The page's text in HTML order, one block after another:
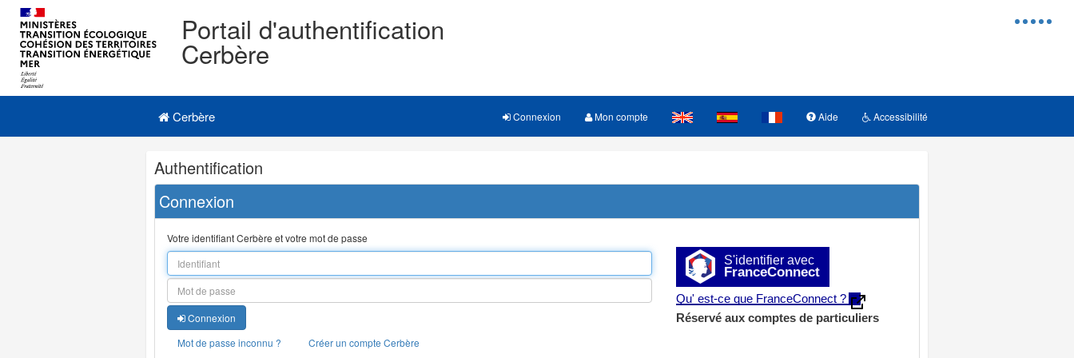
Menu
Portail d'authentification
Cerbère
Navigation
Menu principal
Cerbère Connexion Mon compte Aide Accessibilité
Navigation
et
outils
annexes
Authentification
Connexion
S'identifier avec
FranceConnect
Qu' est-ce que FranceConnect ?
Réservé aux comptes de particuliers
Votre identifiant Cerbère et votre mot de passe
Connexion
Mot de passe inconnu ?
Créer un compte Cerbère